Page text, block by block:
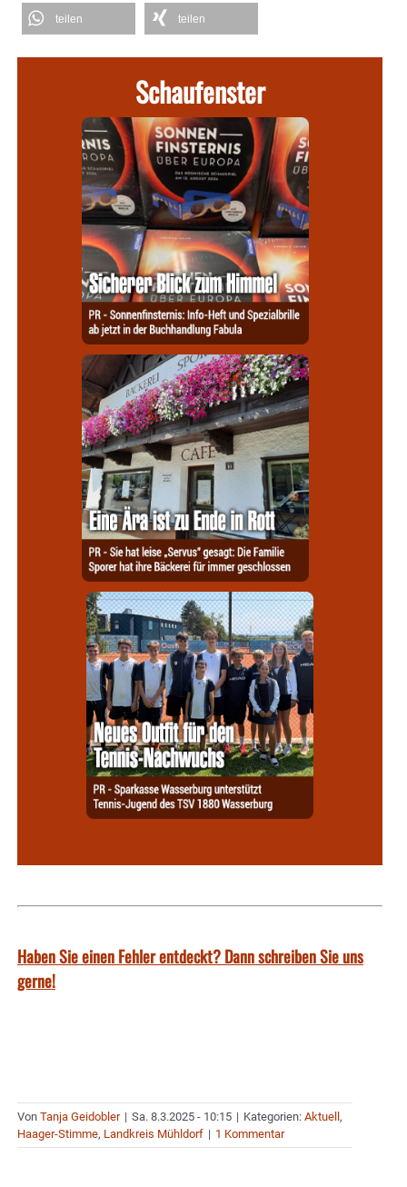
teilen teilen
Schaufenster
Haben Sie einen Fehler entdeckt? Dann schreiben Sie uns
gerne!
Von Tanja Geidobler | Sa. 8.3.2025 - 10:15 | Kategorien: Aktuell ,
Haager-Stimme, Landkreis Mühldorf | 1 Kommentar